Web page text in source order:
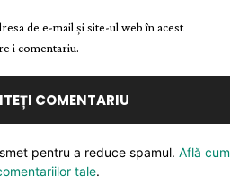
de e-mail și site-ul web în acest
i comentariu.
pentru a reduce spamul. Află cum
tale.